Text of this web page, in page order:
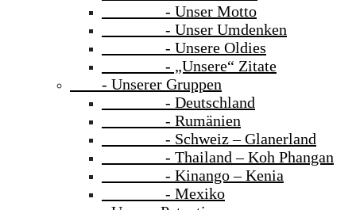
- Unser Motto
- Unser Umdenken
- Unsere Oldies
- „Unsere“ Zitate
- Unserer Gruppen
- Deutschland
- Rumänien
- Schweiz – Glanerland
- Thailand – Koh Phangan
- Kinango – Kenia
- Mexiko